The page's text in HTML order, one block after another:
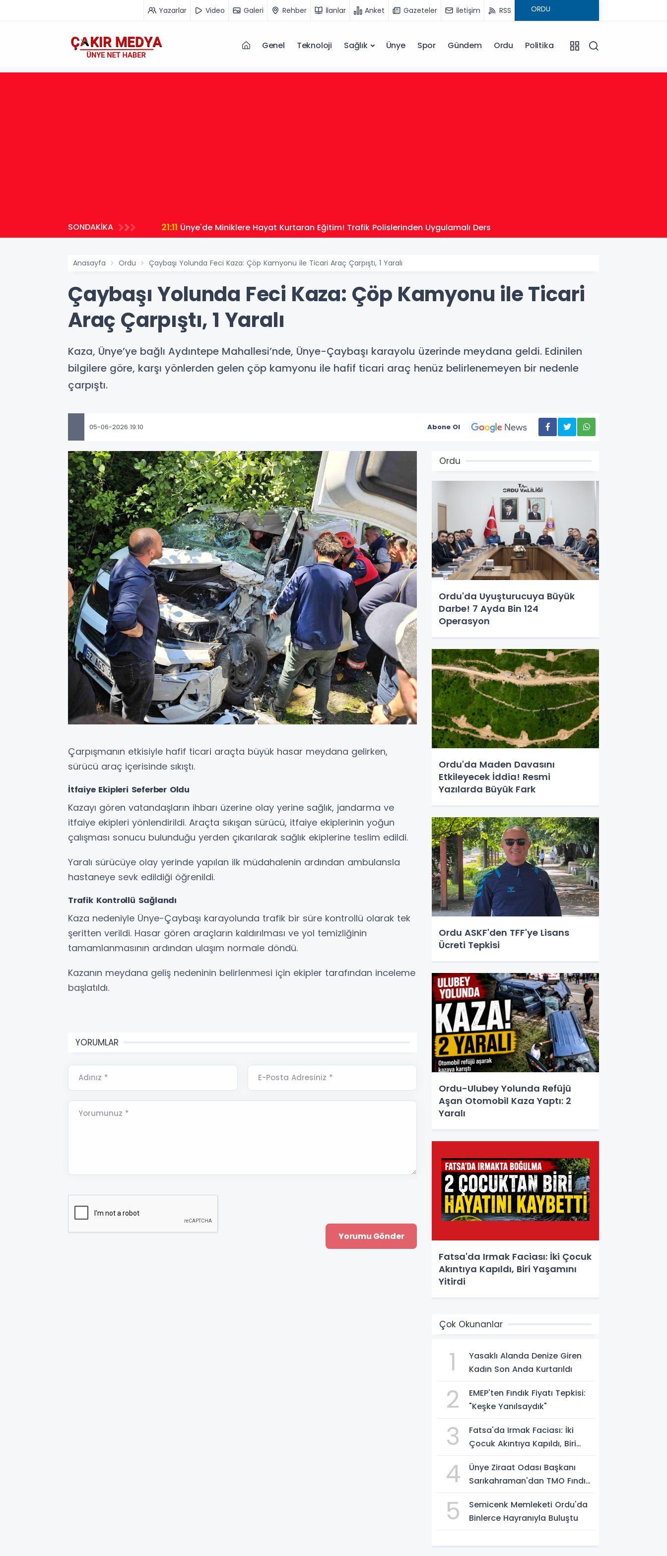
Yazarlar Video Galeri Rehber İlanlar Anket Gazeteler İletişim RSS
Genel Teknoloji Sağlık Ünye Spor Gündem Ordu Politika
SONDAKİKA 21:11 Ünye'de Miniklere Hayat Kurtaran Eğitim! Trafik Polislerinden Uygulamalı Ders
Anasayfa Ordu Çaybaşı Yolunda Feci Kaza: Çöp Kamyonu ile Ticari Araç Çarpıştı, 1 Yaralı
Çaybaşı Yolunda Feci Kaza: Çöp Kamyonu ile Ticari
Araç Çarpıştı, 1 Yaralı
Kaza, Ünye’ye bağlı Aydıntepe Mahallesi’nde, Ünye-Çaybaşı karayolu üzerinde meydana geldi. Edinilen
bilgilere göre, karşı yönlerden gelen çöp kamyonu ile hafif ticari araç henüz belirlenemeyen bir nedenle
çarpıştı.
05-06-2026 19:10 Abone Ol
Çarpışmanın etkisiyle hafif ticari araçta büyük hasar meydana gelirken,
sürücü araç içerisinde sıkıştı.
İtfaiye Ekipleri Seferber Oldu
Kazayı gören vatandaşların ihbarı üzerine olay yerine sağlık, jandarma ve
itfaiye ekipleri yönlendirildi. Araçta sıkışan sürücü, itfaiye ekiplerinin yoğun
çalışması sonucu bulunduğu yerden çıkarılarak sağlık ekiplerine teslim edildi.
Yaralı sürücüye olay yerinde yapılan ilk müdahalenin ardından ambulansla
hastaneye sevk edildiği öğrenildi.
Trafik Kontrollü Sağlandı
Kaza nedeniyle Ünye-Çaybaşı karayolunda trafik bir süre kontrollü olarak tek
şeritten verildi. Hasar gören araçların kaldırılması ve yol temizliğinin
tamamlanmasının ardından ulaşım normale döndü.
Kazanın meydana geliş nedeninin belirlenmesi için ekipler tarafından inceleme
başlatıldı.
YORUMLAR
Adınız * E-Posta Adresiniz *
Yorumunuz *
Ordu
Ordu'da Uyuşturucuya Büyük
Darbe! 7 Ayda Bin 124
Operasyon
Ordu'da Maden Davasını
Etkileyecek İddia! Resmi
Yazılarda Büyük Fark
Ordu ASKF'den TFF'ye Lisans
Ücreti Tepkisi
Ordu-Ulubey Yolunda Refüjü
Aşan Otomobil Kaza Yaptı: 2
Yaralı
Fatsa'da Irmak Faciası: İki Çocuk
Akıntıya Kapıldı, Biri Yaşamını
Yitirdi
Çok Okunanlar
1
Yasaklı Alanda Denize Giren
Kadın Son Anda Kurtarıldı
2
EMEP'ten Fındık Fiyatı Tepkisi:
"Keşke Yanılsaydık"
3
Fatsa'da Irmak Faciası: İki
Çocuk Akıntıya Kapıldı, Biri
4
Ünye Ziraat Odası Başkanı
Sarıkahraman'dan TMO Fındık
5
Semicenk Memleketi Ordu'da
Binlerce Hayranıyla Buluştu